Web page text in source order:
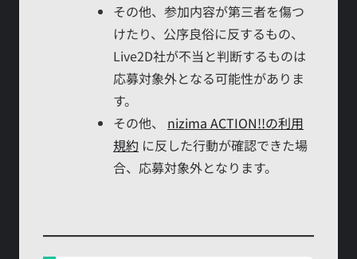
その他、参加内容が第三者を傷つ
けたり、公序良俗に反するもの、
Live2D社が不当と判断するものは
応募対象外となる可能性がありま
す。
その他、 nizima ACTION!!の利用
規約 に反した行動が確認できた場
合、応募対象外となります。